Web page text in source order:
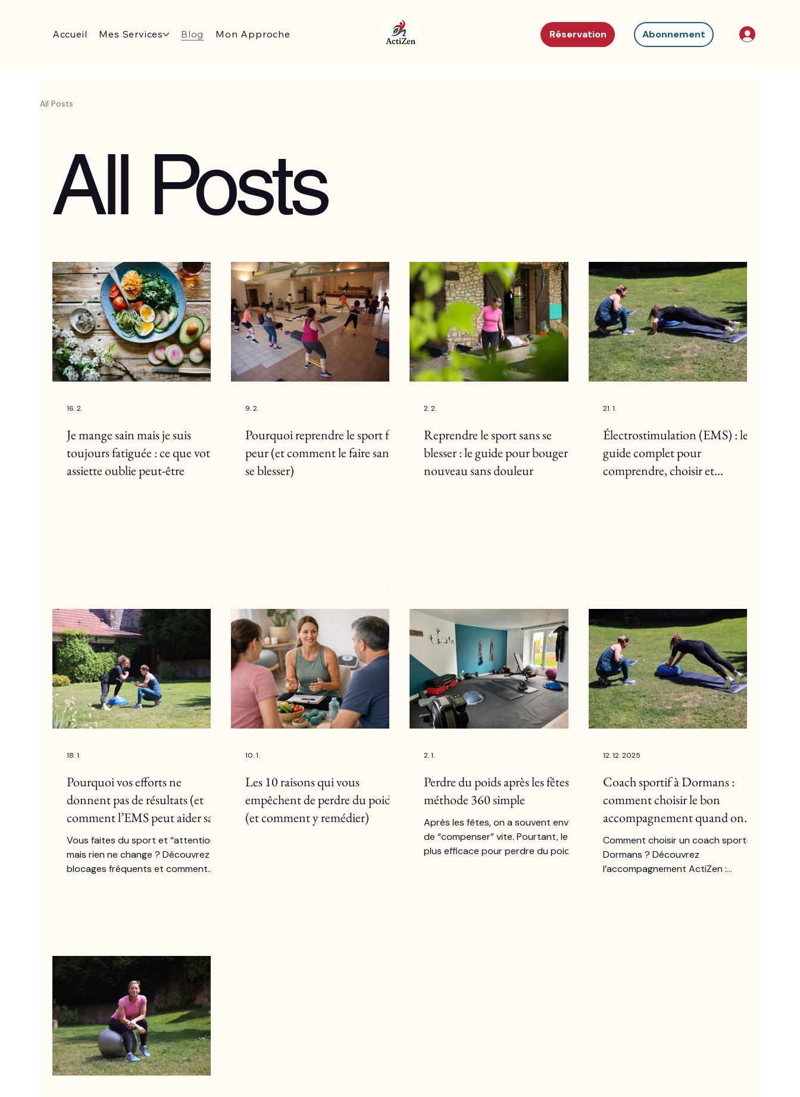
Accueil Mes Services Blog Mon Approche Réservation Abonnement
All Posts
All Posts
Je mange sain mais je suis
toujours fatiguée : ce que votre
assiette oublie peut-être
16. 2.
Pourquoi reprendre le sport fait
peur (et comment le faire sans
se blesser)
9. 2.
Reprendre le sport sans se
blesser : le guide pour bouger à
nouveau sans douleur
2. 2.
Électrostimulation (EMS) : le
guide complet pour
comprendre, choisir et
21. 1.
Pourquoi vos efforts ne
donnent pas de résultats (et
comment l’EMS peut aider sans
brutaliser le corps)
Vous faites du sport et “attention”,
mais rien ne change ? Découvrez les
blocages fréquents et comment
18. 1.
Les 10 raisons qui vous
empêchent de perdre du poids
(et comment y remédier)
10. 1.
Perdre du poids après les fêtes :
méthode 360 simple
Après les fêtes, on a souvent envie
de “compenser” vite. Pourtant, le
plus efficace pour perdre du poids
2. 1.
Coach sportif à Dormans :
comment choisir le bon
accompagnement quand on
veut reprendre le sport ?
Comment choisir un coach sportif à
Dormans ? Découvrez
l’accompagnement ActiZen :
12. 12. 2025